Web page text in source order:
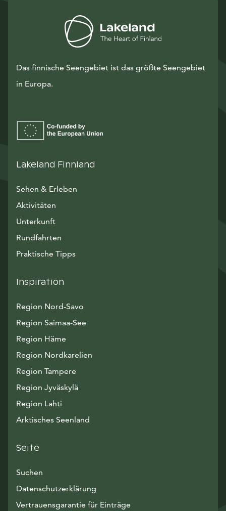
Das finnische Seengebiet ist das größte Seengebiet
in Europa.
Lakeland Finnland
Sehen & Erleben
Aktivitäten
Unterkunft
Rundfahrten
Praktische Tipps
Inspiration
Region Nord-Savo
Region Saimaa-See
Region Häme
Region Nordkarelien
Region Tampere
Region Jyväskylä
Region Lahti
Arktisches Seenland
Seite
Suchen
Datenschutzerklärung
Vertrauensgarantie für Einträge